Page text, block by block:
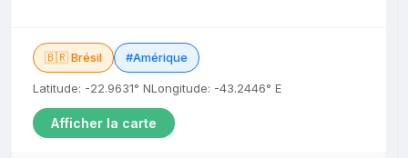
🇧🇷 Brésil #Amérique
Latitude: -22.9631° NLongitude: -43.2446° E
Afficher la carte